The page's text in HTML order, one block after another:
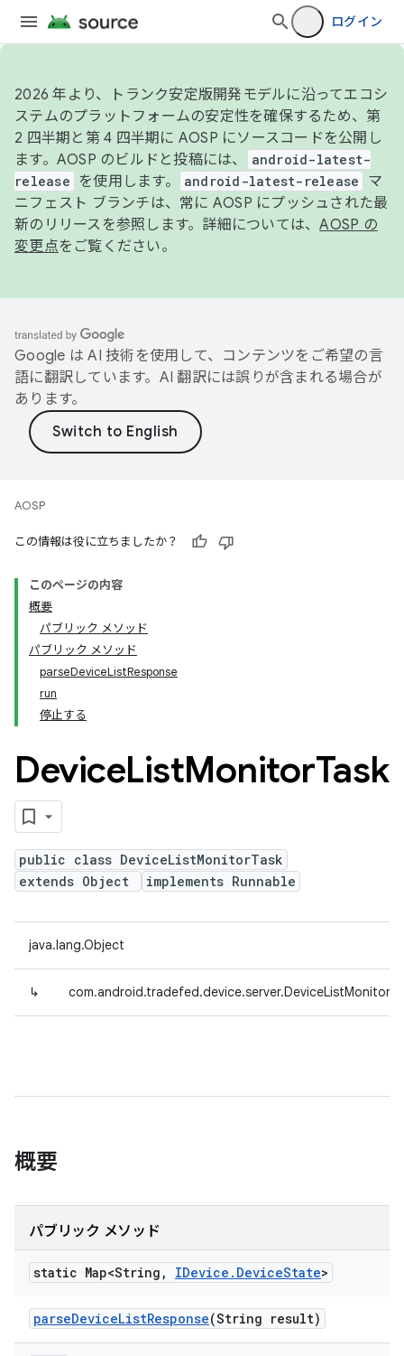
ログイン
2026 年より、トランク安定版開発モデルに沿ってエコシ
ステムのプラットフォームの安定性を確保するため、第
2 四半期と第 4 四半期に AOSP にソースコードを公開し
ます。AOSP のビルドと投稿には、
android-latest-
release
を使用します。 android-latest-release
マ
ニフェスト ブランチは、常に AOSP にプッシュされた最
新のリリースを参照します。詳細については、AOSP の
変更点をご覧ください。
Google は AI 技術を使用して、コンテンツをご希望の言
語に翻訳しています。AI 翻訳には誤りが含まれる場合が
あります。
AOSP
この情報は役に立ちましたか？
このページの内容
概要
パブリック メソッド
パブリック メソッド
parseDeviceListResponse
run
停止する
DeviceListMonitorTask
public class DeviceListMonitorTask
extends Object
implements Runnable
java.lang.Object
↳
概要
パブリック メソッド
static Map<String , IDevice . DeviceState>
parseDeviceListResponse(String result)